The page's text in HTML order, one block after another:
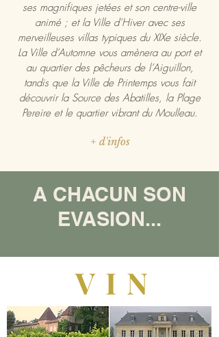
ses magnifiques jetées et son centre-ville
animé ; et la Ville d’Hiveravec ses
merveilleuses villas typiques du XIXe siècle.
La Ville d’Automne vous amènera au port et
au quartier des pêcheurs de l’Aiguillon,
tandis que la Ville de Printemps vous fait
découvrir la Source des Abatilles, la Plage
Pereire et le quartier vibrant du Moulleau.
+ d'infos
A CHACUN SON
EVASION...
VIN